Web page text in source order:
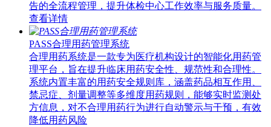
告的全流程管理，提升体检中心工作效率与服务质量。
查看详情
PASS合理用药管理系统
合理用药系统是一款专为医疗机构设计的智能化用药管
理平台，旨在提升临床用药安全性、规范性和合理性。
系统内置丰富的用药安全规则库，涵盖药品相互作用、
禁忌症、剂量调整等多维度用药规则，能够实时监测处
方信息，对不合理用药行为进行自动警示与干预，有效
降低用药风险